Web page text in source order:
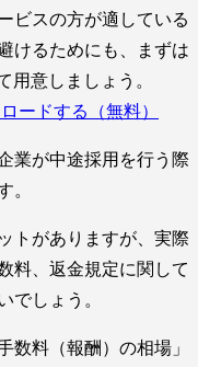
ビスの方が適している
けるためにも、まずは
用意しましょう。
ードする（無料）
業が中途採用を行う際
。
トがありますが、実際
料、返金規定に関して
でしょう。
数料（報酬）の相場」